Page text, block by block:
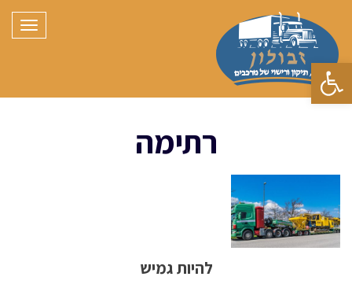
פתח סרגל נגישות
רתימה
להיות גמיש